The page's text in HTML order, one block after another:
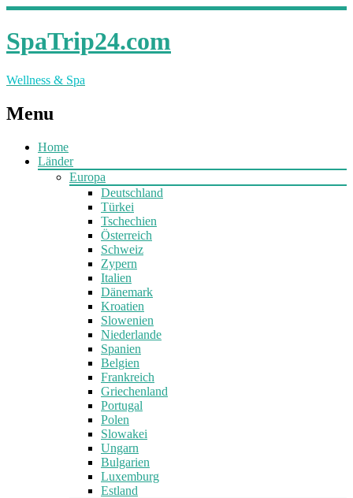
SpaTrip24.com
Wellness & Spa
Menu
Home
Länder
Europa
Deutschland
Türkei
Tschechien
Österreich
Schweiz
Zypern
Italien
Dänemark
Kroatien
Slowenien
Niederlande
Spanien
Belgien
Frankreich
Griechenland
Portugal
Polen
Slowakei
Ungarn
Bulgarien
Luxemburg
Estland